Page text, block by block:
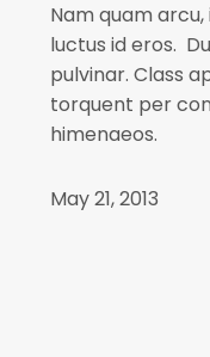
Nam quam
luctus id eros.
pulvinar. Class
torquent per
himenaeos.
May 21, 2013